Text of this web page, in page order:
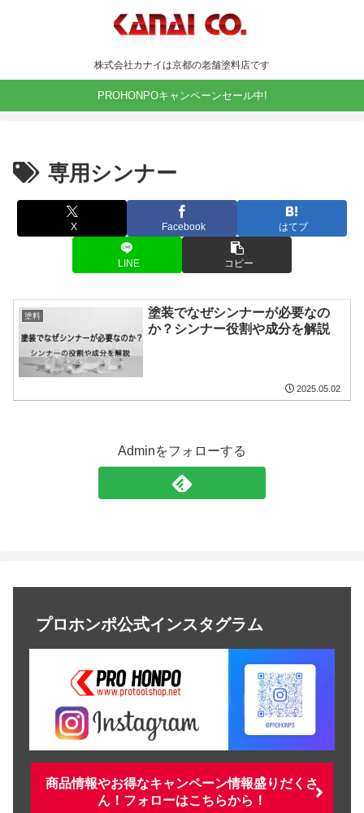
株式会社カナイは京都の老舗塗料店です
PROHONPOキャンペーンセール中!
専用シンナー
X Facebook はてブ
LINE コピー
塗料
塗装でなぜシンナーが必要なの
か？シンナー役割や成分を解説
2025.05.02
Adminをフォローする
プロホンポ公式インスタグラム
商品情報やお得なキャンペーン情報盛りだくさ
ん！フォローはこちらから！